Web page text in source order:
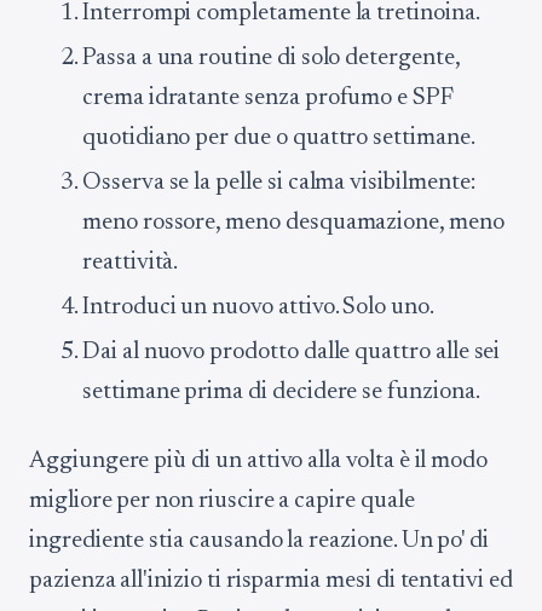
Interrompi completamente la tretinoina.
Passa a una routine di solo detergente,
crema idratante senza profumo e SPF
quotidiano per due o quattro settimane.
Osserva se la pelle si calma visibilmente:
meno rossore, meno desquamazione, meno
reattività.
Introduci un nuovo attivo. Solo uno.
Dai al nuovo prodotto dalle quattro alle sei
settimane prima di decidere se funziona.
Aggiungere più di un attivo alla volta è il modo
migliore per non riuscire a capire quale
ingrediente stia causando la reazione. Un po' di
pazienza all'inizio ti risparmia mesi di tentativi ed